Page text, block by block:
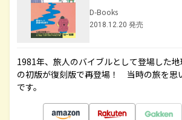
D-Books
2018.12.20 発売
1981年、旅人のバイブルとして登場した
の初版が復刻版で再登場！ 当時の旅を思
です。